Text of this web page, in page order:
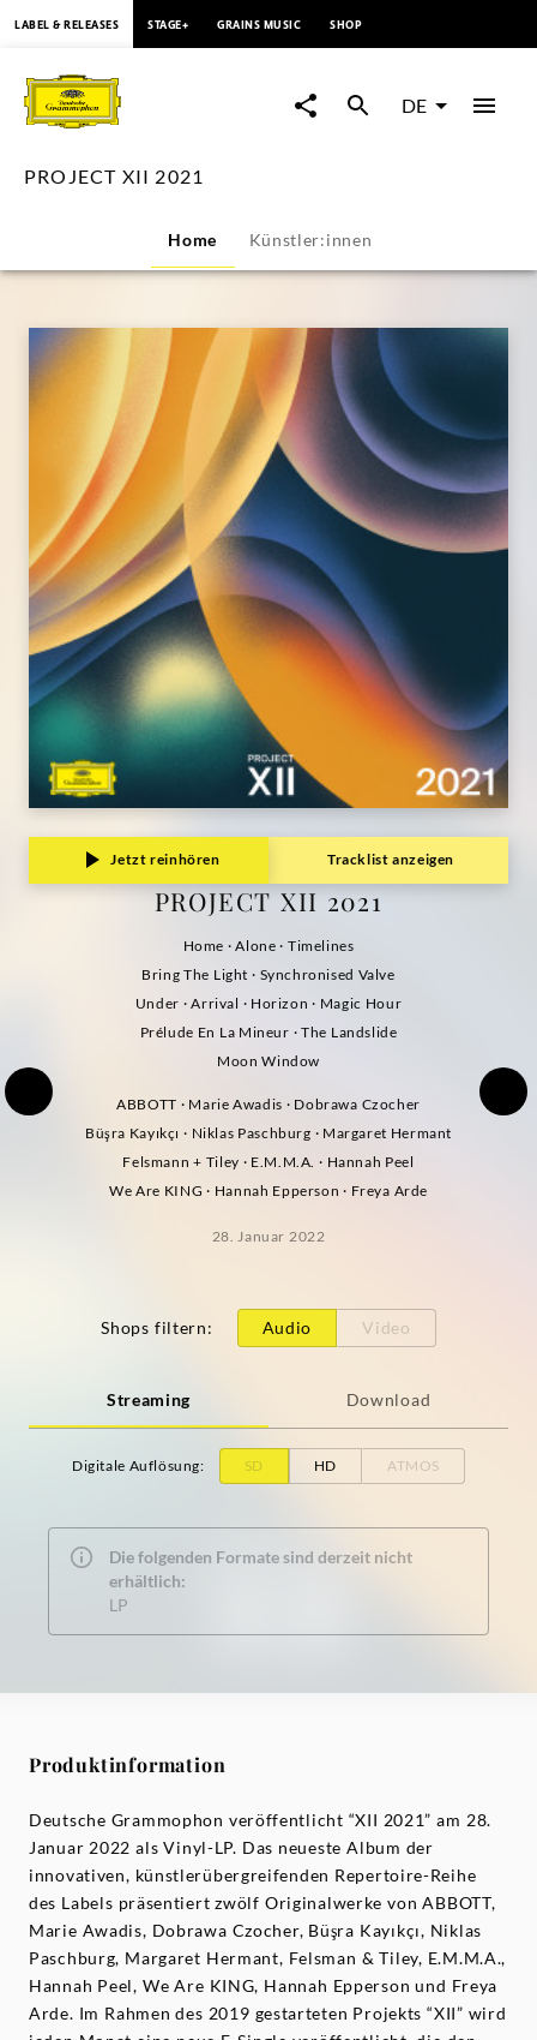
PROJECT
XII
2021
Deutsche
Grammophon
LABEL & RELEASES STAGE+ GRAINS MUSIC SHOP
DE
PROJECT XII 2021
Home Künstler:innen
Jetzt reinhören Tracklist anzeigen
PROJECT XII 2021
Home · Alone · Timelines
Bring The Light · Synchronised Valve
Under · Arrival · Horizon · Magic Hour
Prélude En La Mineur · The Landslide
Moon Window
ABBOTT · Marie Awadis · Dobrawa Czocher
Büşra Kayıkçı · Niklas Paschburg · Margaret Hermant
Felsmann + Tiley · E.M.M.A. · Hannah Peel
We Are KING · Hannah Epperson · Freya Arde
28. Januar 2022
Shops filtern: Audio Video
Streaming Download
Digitale Auflösung: SD HD ATMOS
Die folgenden Formate sind derzeit nicht
erhältlich:
LP
Produktinformation
Deutsche Grammophon veröffentlicht “XII 2021” am 28.
Januar 2022 als Vinyl-LP. Das neueste Album der
innovativen, künstlerübergreifenden Repertoire-Reihe
des Labels präsentiert zwölf Originalwerke von ABBOTT,
Marie Awadis, Dobrawa Czocher, Büşra Kayıkçı, Niklas
Paschburg, Margaret Hermant, Felsman & Tiley, E.M.M.A.,
Hannah Peel, We Are KING, Hannah Epperson und Freya
Arde. Im Rahmen des 2019 gestarteten Projekts “XII” wird